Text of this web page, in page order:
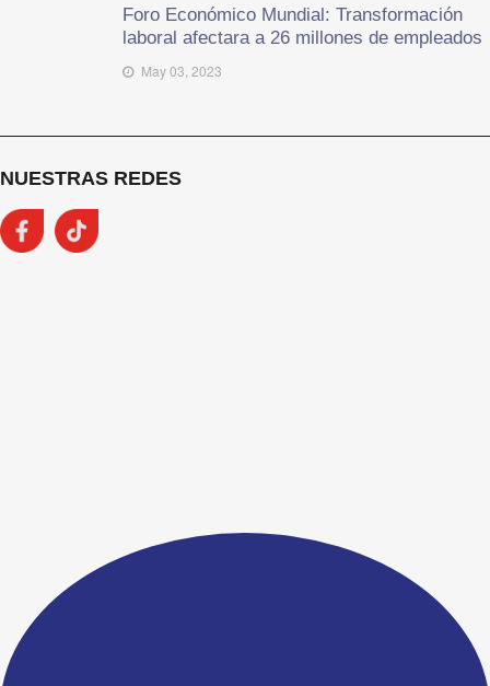
Foro Económico Mundial: Transformación
laboral afectara a 26 millones de empleados
May 03, 2023
NUESTRAS REDES